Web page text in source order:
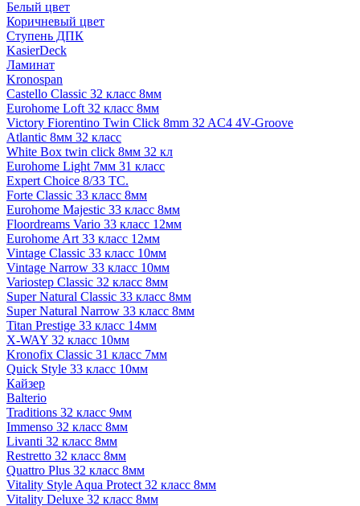
Белый цвет
Коричневый цвет
Ступень ДПК
KasierDeck
Ламинат
Kronospan
Castello Classic 32 класс 8мм
Eurohome Loft 32 класс 8мм
Victory Fiorentino Twin Click 8mm 32 AC4 4V-Groove
Atlantic 8мм 32 класс
White Box twin click 8мм 32 кл
Eurohome Light 7мм 31 класс
Expert Choice 8/33 TC.
Forte Classic 33 класс 8мм
Eurohome Majestic 33 класс 8мм
Floordreams Vario 33 класс 12мм
Eurohome Art 33 класс 12мм
Vintage Classic 33 класс 10мм
Vintage Narrow 33 класс 10мм
Variostep Classic 32 класс 8мм
Super Natural Classic 33 класс 8мм
Super Natural Narrow 33 класс 8мм
Titan Prestige 33 класс 14мм
X-WAY 32 класс 10мм
Kronofix Classic 31 класс 7мм
Quick Style 33 класс 10мм
Кайзер
Balterio
Traditions 32 класс 9мм
Immenso 32 класс 8мм
Livanti 32 класс 8мм
Restretto 32 класс 8мм
Quattro Plus 32 класс 8мм
Vitality Style Aqua Protect 32 класс 8мм
Vitality Deluxe 32 класс 8мм